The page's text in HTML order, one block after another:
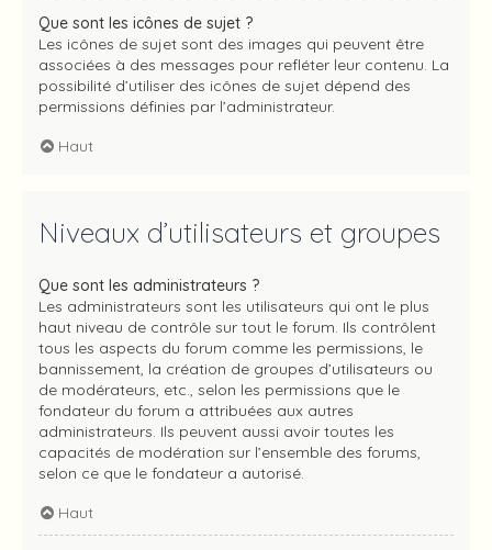
Que sont les icônes de sujet ?
Les icônes de sujet sont des images qui peuvent être
associées à des messages pour refléter leur contenu. La
possibilité d’utiliser des icônes de sujet dépend des
permissions définies par l’administrateur.
Haut
Niveaux d’utilisateurs et groupes
Que sont les administrateurs ?
Les administrateurs sont les utilisateurs qui ont le plus
haut niveau de contrôle sur tout le forum. Ils contrôlent
tous les aspects du forum comme les permissions, le
bannissement, la création de groupes d’utilisateurs ou
de modérateurs, etc., selon les permissions que le
fondateur du forum a attribuées aux autres
administrateurs. Ils peuvent aussi avoir toutes les
capacités de modération sur l’ensemble des forums,
selon ce que le fondateur a autorisé.
Haut